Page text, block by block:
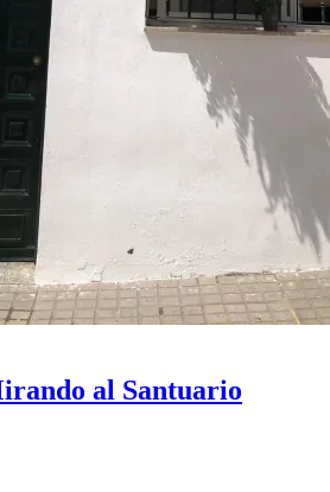
al Santuario